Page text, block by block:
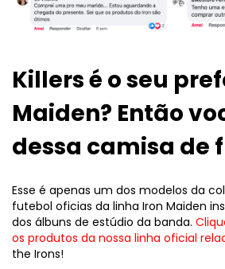
Killers é o seu
Maiden? Então
dessa camisa de
Esse é apenas um dos modelos da
futebol oficias da linha Iron Maiden
dos álbuns de estúdio da banda.
os produtos da nossa linha oficial
the Irons!